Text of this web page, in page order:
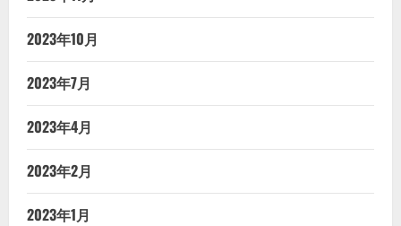
2023年10月
2023年7月
2023年4月
2023年2月
2023年1月